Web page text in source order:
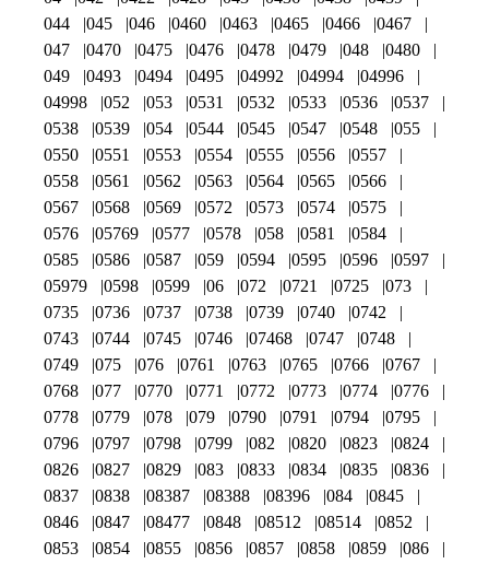
044
045 046 0460 0463 0465 0466
0467
047
0470 0475 0476 0478 0479 048
0480
049
0493 0494 0495 04992 04994
04996
04998
052 053 0531 0532 0533 0536
0537
0538
0539 054 0544 0545 0547 0548
055
0550
0551 0553 0554 0555 0556
0557
0558
0561 0562 0563 0564 0565
0566
0567
0568 0569 0572 0573 0574
0575
0576
05769 0577 0578 058 0581
0584
0585
0586 0587 059 0594 0595 0596
0597
05979
0598 0599 06 072 0721 0725
073
0735
0736 0737 0738 0739 0740
0742
0743
0744 0745 0746 07468 0747
0748
0749
075 076 0761 0763 0765 0766
0767
0768
077 0770 0771 0772 0773 0774
0776
0778
0779 078 079 0790 0791 0794
0795
0796
0797 0798 0799 082 0820 0823
0824
0826
0827 0829 083 0833 0834 0835
0836
0837
0838 08387 08388 08396 084
0845
0846
0847 08477 0848 08512 08514
0852
0853
0854 0855 0856 0857 0858 0859
086